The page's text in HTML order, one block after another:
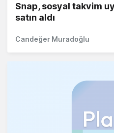
Snap, sosyal takvim
satın aldı
Candeğer Muradoğlu